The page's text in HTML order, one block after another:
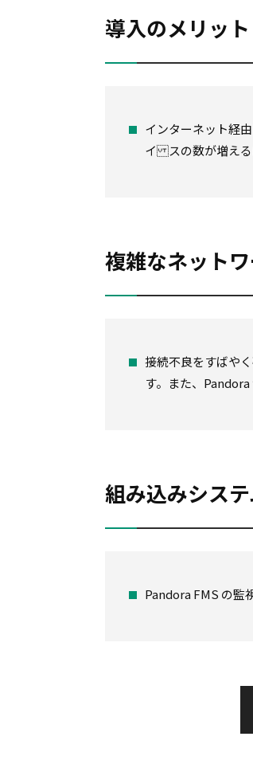
導入のメリット
インターネット経
イ スの数が増える
複雑なネット
接続不良をすばや
す。また、
組み込みシス
Pandora FMS の監